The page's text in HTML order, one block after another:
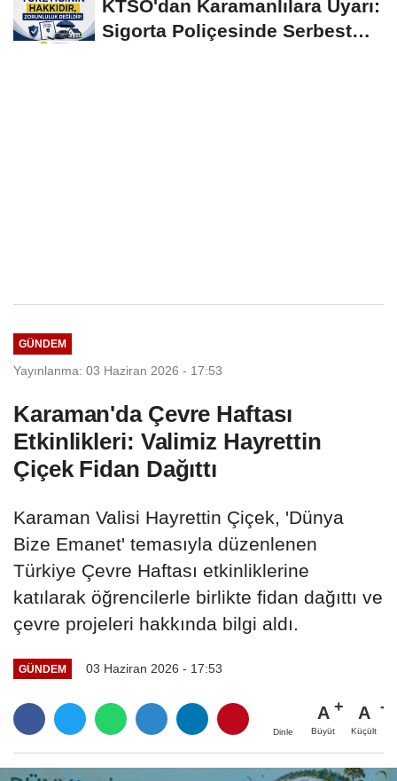
KTSO'dan Karamanlılara Uyarı:
Sigorta Poliçesinde Serbest
GÜNDEM
Yayınlanma: 03 Haziran 2026 - 17:53
Karaman'da Çevre Haftası
Etkinlikleri: Valimiz Hayrettin
Çiçek Fidan Dağıttı
Karaman Valisi Hayrettin Çiçek, 'Dünya
Bize Emanet' temasıyla düzenlenen
Türkiye Çevre Haftası etkinliklerine
katılarak öğrencilerle birlikte fidan dağıttı ve
çevre projeleri hakkında bilgi aldı.
GÜNDEM 03 Haziran 2026 - 17:53
Dinle
A
Büyüt
A
Küçült